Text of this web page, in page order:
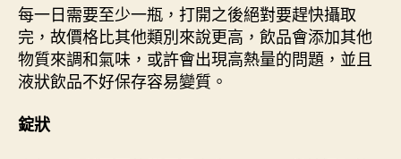
每一日需要至少一瓶，打開之後絕對要趕快攝取
完，故價格比其他類別來說更高，飲品會添加其他
物質來調和氣味，或許會出現高熱量的問題，並且
液狀飲品不好保存容易變質。
錠狀